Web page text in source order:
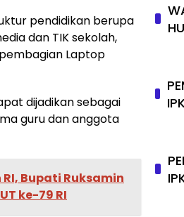
pendidikan berupa
dan TIK sekolah,
Laptop
dijadikan sebagai
guru dan anggota
Bupati Ruksamin
ke-79 RI